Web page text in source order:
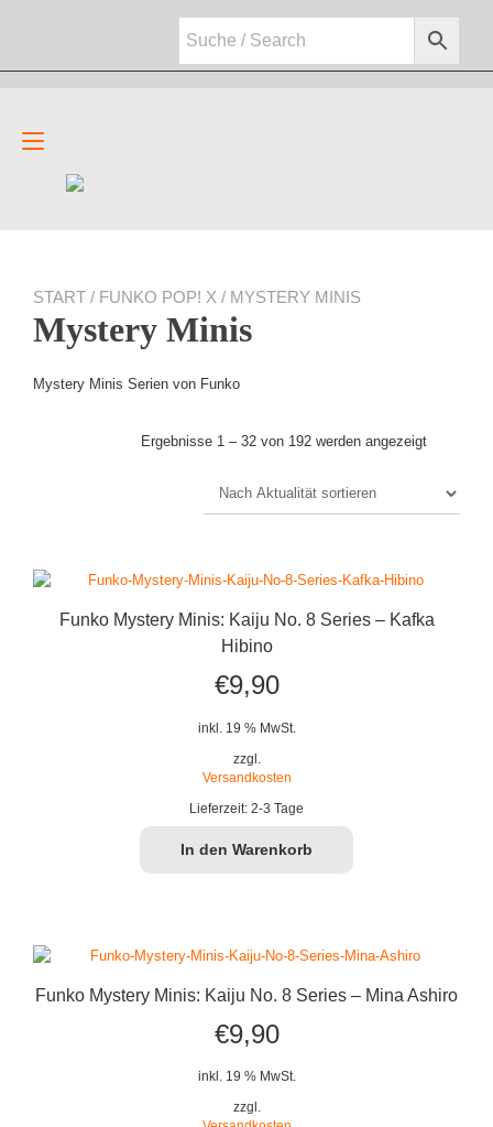
Navigation
umschalten
START / FUNKO POP! X / MYSTERY MINIS
Mystery Minis
Mystery Minis Serien von Funko
Ergebnisse 1 – 32 von 192 werden angezeigtNach
Funko Mystery Minis: Kaiju No. 8 Series – Kafka
Hibino
€9,90
inkl. 19 % MwSt.
zzgl.
Versandkosten
Lieferzeit: 2-3 Tage
In den Warenkorb
Funko Mystery Minis: Kaiju No. 8 Series – Mina Ashiro
€9,90
inkl. 19 % MwSt.
zzgl.